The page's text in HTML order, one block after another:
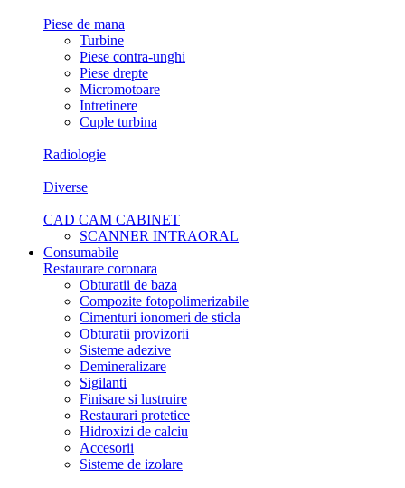
Piese de mana
Turbine
Piese contra-unghi
Piese drepte
Micromotoare
Intretinere
Cuple turbina
Radiologie
Diverse
CAD CAM CABINET
SCANNER INTRAORAL
Consumabile
Restaurare coronara
Obturatii de baza
Compozite fotopolimerizabile
Cimenturi ionomeri de sticla
Obturatii provizorii
Sisteme adezive
Demineralizare
Sigilanti
Finisare si lustruire
Restaurari protetice
Hidroxizi de calciu
Accesorii
Sisteme de izolare